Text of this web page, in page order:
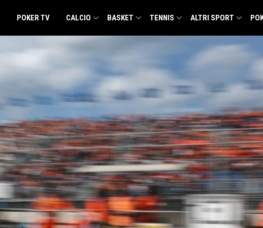
POKER TV CALCIO BASKET TENNIS ALTRI SPORT